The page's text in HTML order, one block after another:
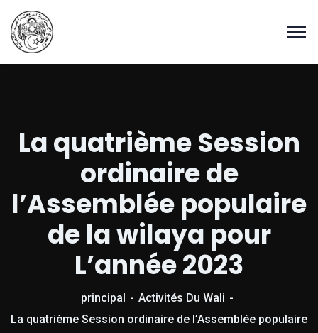
La quatrième Session
ordinaire de
l’Assemblée populaire
de la wilaya pour
L’année 2023
principal
Activités Du Wali
La quatrième Session ordinaire de l’Assemblée populaire